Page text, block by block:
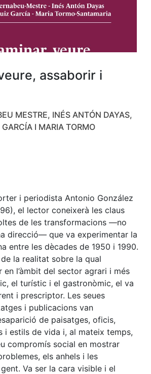
assaborir i
MESTRE, INÉS ANTÓN DAYAS,
I MARIA TORMO
i periodista Antonio González
el lector coneixerà les claus
de les transformacions —no
direcció— que va experimentar la
entre les dècades de 1950 i 1990.
la realitat sobre la qual
en l’àmbit del sector agrari i més
el turístic i el gastronòmic, el va
i prescriptor. Les seues
i publicacions van
de paisatges, oficis,
i estils de vida i, al mateix temps,
compromís social en mostrar
els anhels i les
Va ser la cara visible i el